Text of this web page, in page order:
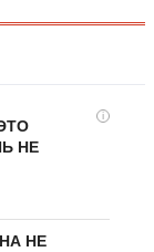
i
НЕ
НЕ